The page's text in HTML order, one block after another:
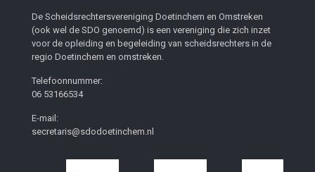
De Scheidsrechtersvereniging Doetinchem en Omstreken
(ook wel de SDO genoemd) is een vereniging die zich inzet
voor de opleiding en begeleiding van scheidsrechters in de
regio Doetinchem en omstreken.
Telefoonnummer:
06 53166534
E-mail:
secretaris@sdodoetinchem.nl